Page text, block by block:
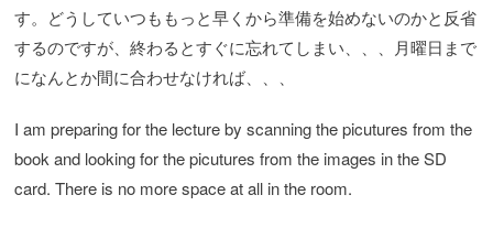
す。どうしていつももっと早くから準備を始めないのかと反省
するのですが、終わるとすぐに忘れてしまい、、、月曜日まで
になんとか間に合わせなければ、、、
I am preparing for the lecture by scanning the picutures from the
book and looking for the picutures from the images in the SD
card. There is no more space at all in the room.